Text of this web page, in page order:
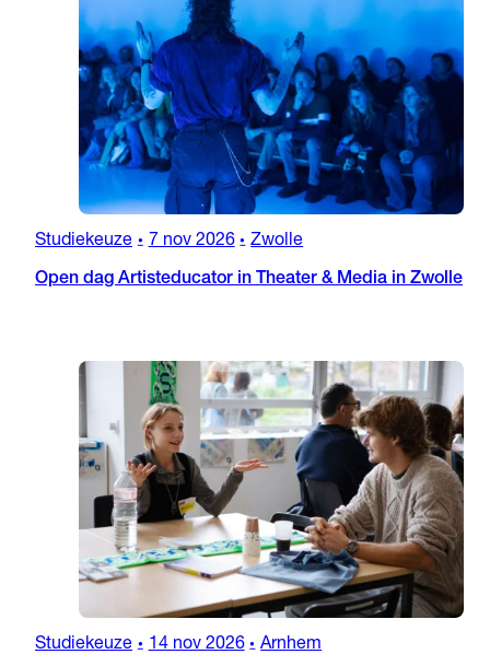
Studiekeuze • 7 nov 2026 • Zwolle
Open dag Artisteducator in Theater & Media in Zwolle
Studiekeuze • 14 nov 2026 • Arnhem